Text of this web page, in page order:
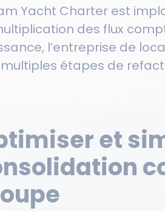
Yacht Charter est
des flux
l’entreprise de
étapes de
et